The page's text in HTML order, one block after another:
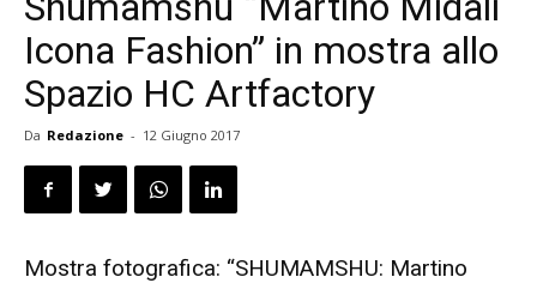
Icona Fashion” in mostra allo
Spazio HC Artfactory
Da Redazione - 12 Giugno 2017
Mostra fotografica: “SHUMAMSHU: Martino